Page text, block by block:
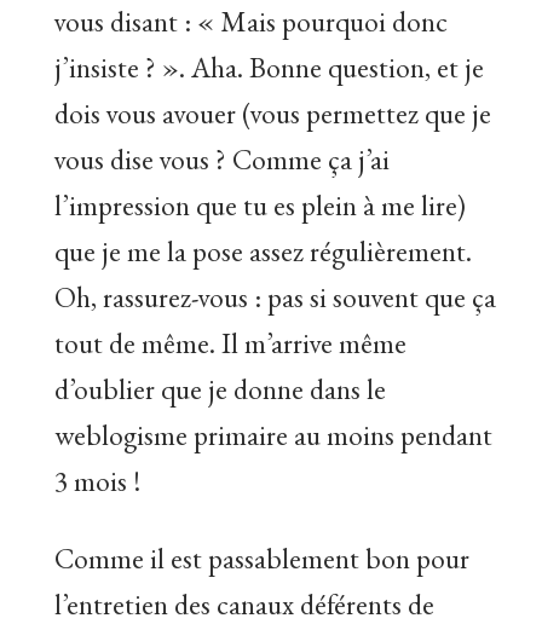
vous disant : « Mais pourquoi donc
j’insiste ? ». Aha. Bonne question, et je
dois vous avouer (vous permettez que je
vous dise vous ? Comme ça j’ai
l’impression que tu es plein à me lire)
que je me la pose assez régulièrement.
Oh, rassurez-vous : pas si souvent que ça
tout de même. Il m’arrive même
d’oublier que je donne dans le
weblogisme primaire au moins pendant
3 mois !
Comme il est passablement bon pour
l’entretien des canaux déférents de